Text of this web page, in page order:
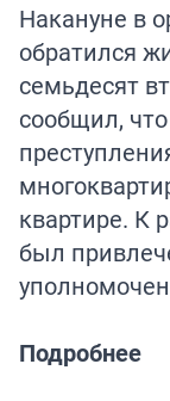
Накануне в
обратился
семьдесят
сообщил,
квартире. К
был
Подробнее